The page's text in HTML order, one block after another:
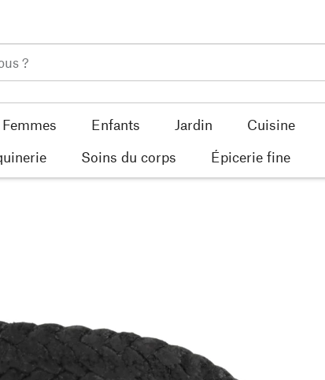
Femmes Enfants Jardin Cuisine
Soins du corps Épicerie fine